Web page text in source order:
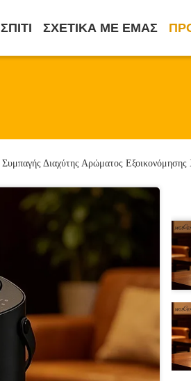
ΣΠΊΤΙ ΣΧΕΤΙΚΆ ΜΕ ΕΜΆΣ
Συμπαγής Διαχύτης Αρώματος